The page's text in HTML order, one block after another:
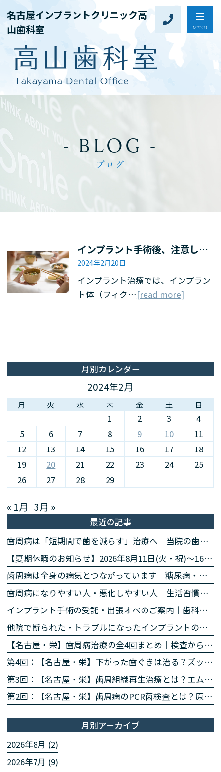
名古屋インプラントクリニック高
山歯科室
- BLOG -
ブログ
インプラント手術後、注意したい食事・食べ物
2024年2月20日
インプラント治療では、インプラン
ト体（フィク…[read more]
月別カレンダー
2024年2月
月 火 水 木 金 土 日
1 2 3
4
5
6 7 8 9 10
11
12
13 14 15 16 17
18
19
20 21 22 23 24
25
26
27 28 29
« 1月 3月 »
最近の記事
歯周病は「短期間で菌を減らす」治療へ｜当院の歯周病除菌プログラム
【夏期休暇のお知らせ】2026年8月11日(火・祝)〜16日(日)
歯周病は全身の病気とつながっています｜糖尿病・心臓・誤嚥性肺炎・認知症との関係｜名古屋・栄の高山歯科室
歯周病になりやすい人・悪化しやすい人｜生活習慣・持病・お薬のリスク因子｜名古屋・栄の高山歯科室
インプラント手術の受託・出張オペのご案内｜歯科医師の先生方へ
他院で断られた・トラブルになったインプラントのご相談
【名古屋・栄】歯周病治療の全4回まとめ｜検査から再生治療・歯肉退縮まで専門医が解説
第4回：【名古屋・栄】下がった歯ぐきは治る？ズッケリー法で歯肉退縮を改善する再生治療
第3回：【名古屋・栄】歯周組織再生治療とは？エムドゲイン・リグロスで歯を残す方法を専門医が解説
第2回：【名古屋・栄】歯周病のPCR菌検査とは？原因菌を見える化する4ステップを専門医が解説
月別アーカイブ
2026年8月 (2)
2026年7月 (9)